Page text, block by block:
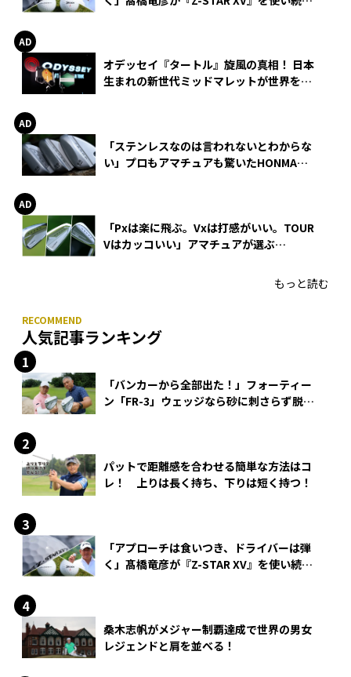
オデッセイ『タートル』旋風の真相！ 日本
生まれの新世代ミッドマレットが世界を席
「ステンレスなのは言われないとわからな
い」プロもアマチュアも驚いたHONMA
「Pxは楽に飛ぶ。Vxは打感がいい。TOUR
Vはカッコいい」アマチュアが選ぶ
もっと読む
人気記事ランキング
「バンカーから全部出た！」フォーティー
ン「FR-3」ウェッジなら砂に刺さらず脱出
パットで距離感を合わせる簡単な方法はコ
レ！ 上りは長く持ち、下りは短く持つ！
「アプローチは食いつき、ドライバーは弾
く」髙橋竜彦が『Z-STAR XV』を使い続け
桑木志帆がメジャー制覇達成で世界の男女
レジェンドと肩を並べる！